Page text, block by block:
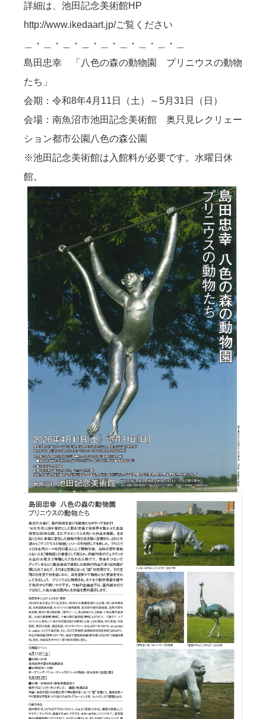
詳細は、池田記念美術館HP
http://www.ikedaart.jp/ご覧ください
＿・＿・＿・＿・＿・＿・＿・＿・＿
島田忠幸 「八色の森の動物園 プリニウスの動物
たち」
会期：令和8年4月11日（土）～5月31日（日）
会場：南魚沼市池田記念美術館 奥只見レクリェー
ション都市公園八色の森公園
※池田記念美術館は入館料が必要です。水曜日休
館。